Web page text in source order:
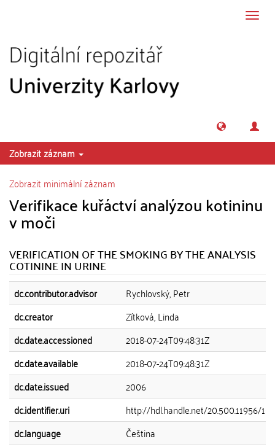
Zobrazit záznam
Zobrazit minimální záznam
Verifikace kuřáctví analýzou kotininu
v moči
VERIFICATION OF THE SMOKING BY THE ANALYSIS
COTININE IN URINE
dc.contributor.advisor
Rychlovský, Petr
dc.creator
Zítková, Linda
dc.date.accessioned
2018-07-24T09:48:31Z
dc.date.available
2018-07-24T09:48:31Z
dc.date.issued
2006
dc.identifier.uri
http://hdl.handle.net/20.500.11956/
dc.language
Čeština